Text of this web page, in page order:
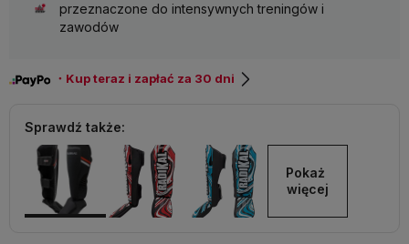
przeznaczone do intensywnych treningów i
zawodów
・Kup teraz i zapłać za 30 dni
Sprawdź także:
Pokaż
więcej